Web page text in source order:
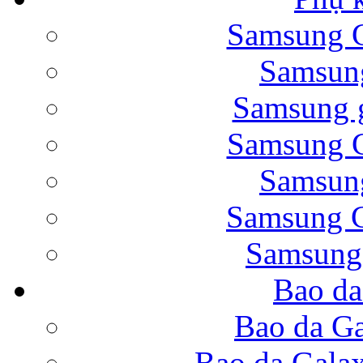
Bao da Samsung
Bao da Galaxy
Nắp lưng Samsung
Samsung
Samsung
Samsung
Bao
Bao da